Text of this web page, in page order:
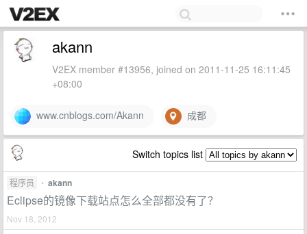
akann
V2EX member #13956, joined on 2011-11-25 16:11:45
+08:00
www.cnblogs.com/Akann 成都
Switch topics list
程序员 • akann
Eclipse的镜像下载站点怎么全部都没有了？
Nov 18, 2012